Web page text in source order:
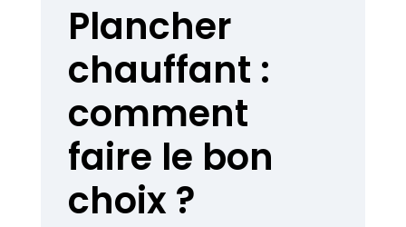
Plancher
chauffant :
comment
faire le bon
choix ?